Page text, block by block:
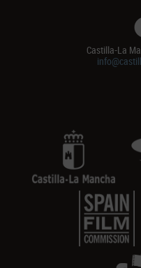
Castilla-La